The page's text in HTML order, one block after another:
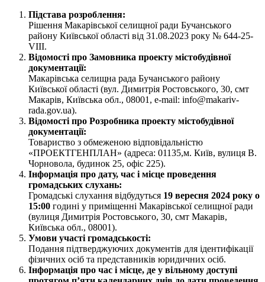
Підстава розроблення:
Рішення Макарівської селищної ради Бучанського
району Київської області від 31.08.2023 року № 644-25-
VIIІ.
Відомості про Замовника проекту містобудівної
документації:
Макарівська селищна рада Бучанського району
Київської області (вул. Димитрія Ростовського, 30, смт
Макарів, Київська обл., 08001, е-mail: info@makariv-
rada.gov.ua).
Відомості про Розробника проекту містобудівної
документації:
Товариство з обмеженою відповідальністю
«ПРОЕКТГЕНПЛАН» (адреса: 01135,м. Київ, вулиця В.
Чорновола, будинок 25, офіс 225).
Інформація про дату, час і місце проведення
громадських слухань:
Громадські слухання відбудуться 19 вересня 2024 року о
15:00 годині у приміщенні Макарівської селищної ради
(вулиця Димитрія Ростовського, 30, смт Макарів,
Київська обл., 08001).
Умови участі громадськості:
Подання підтверджуючих документів для ідентифікації
фізичних осіб та представників юридичних осіб.
Інформація про час і місце, де у вільному доступі